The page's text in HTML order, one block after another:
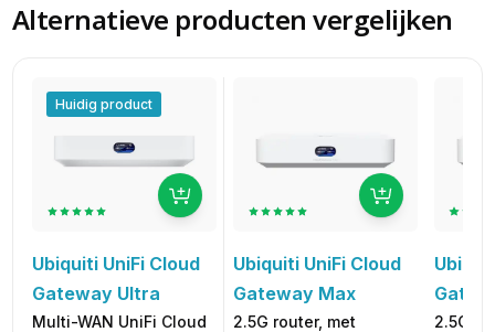
Alternatieve producten vergelijken
Huidig product
Ubiquiti UniFi Cloud
Gateway Ultra
Multi-WAN UniFi Cloud
Ubiquiti UniFi Cloud
Gateway Max
2.5G router, met
2.5G